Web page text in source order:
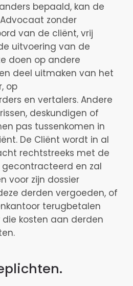
bepaald, kan de
zonder
van de cliënt, vrij
uitvoering van de
doen op andere
deel uitmaken van het
op
en vertalers. Andere
deskundigen of
pas tussenkomen in
De Cliënt wordt in al
rechtstreeks met de
en zal
voor zijn dossier
derden vergoeden, of
terugbetalen
kosten aan derden